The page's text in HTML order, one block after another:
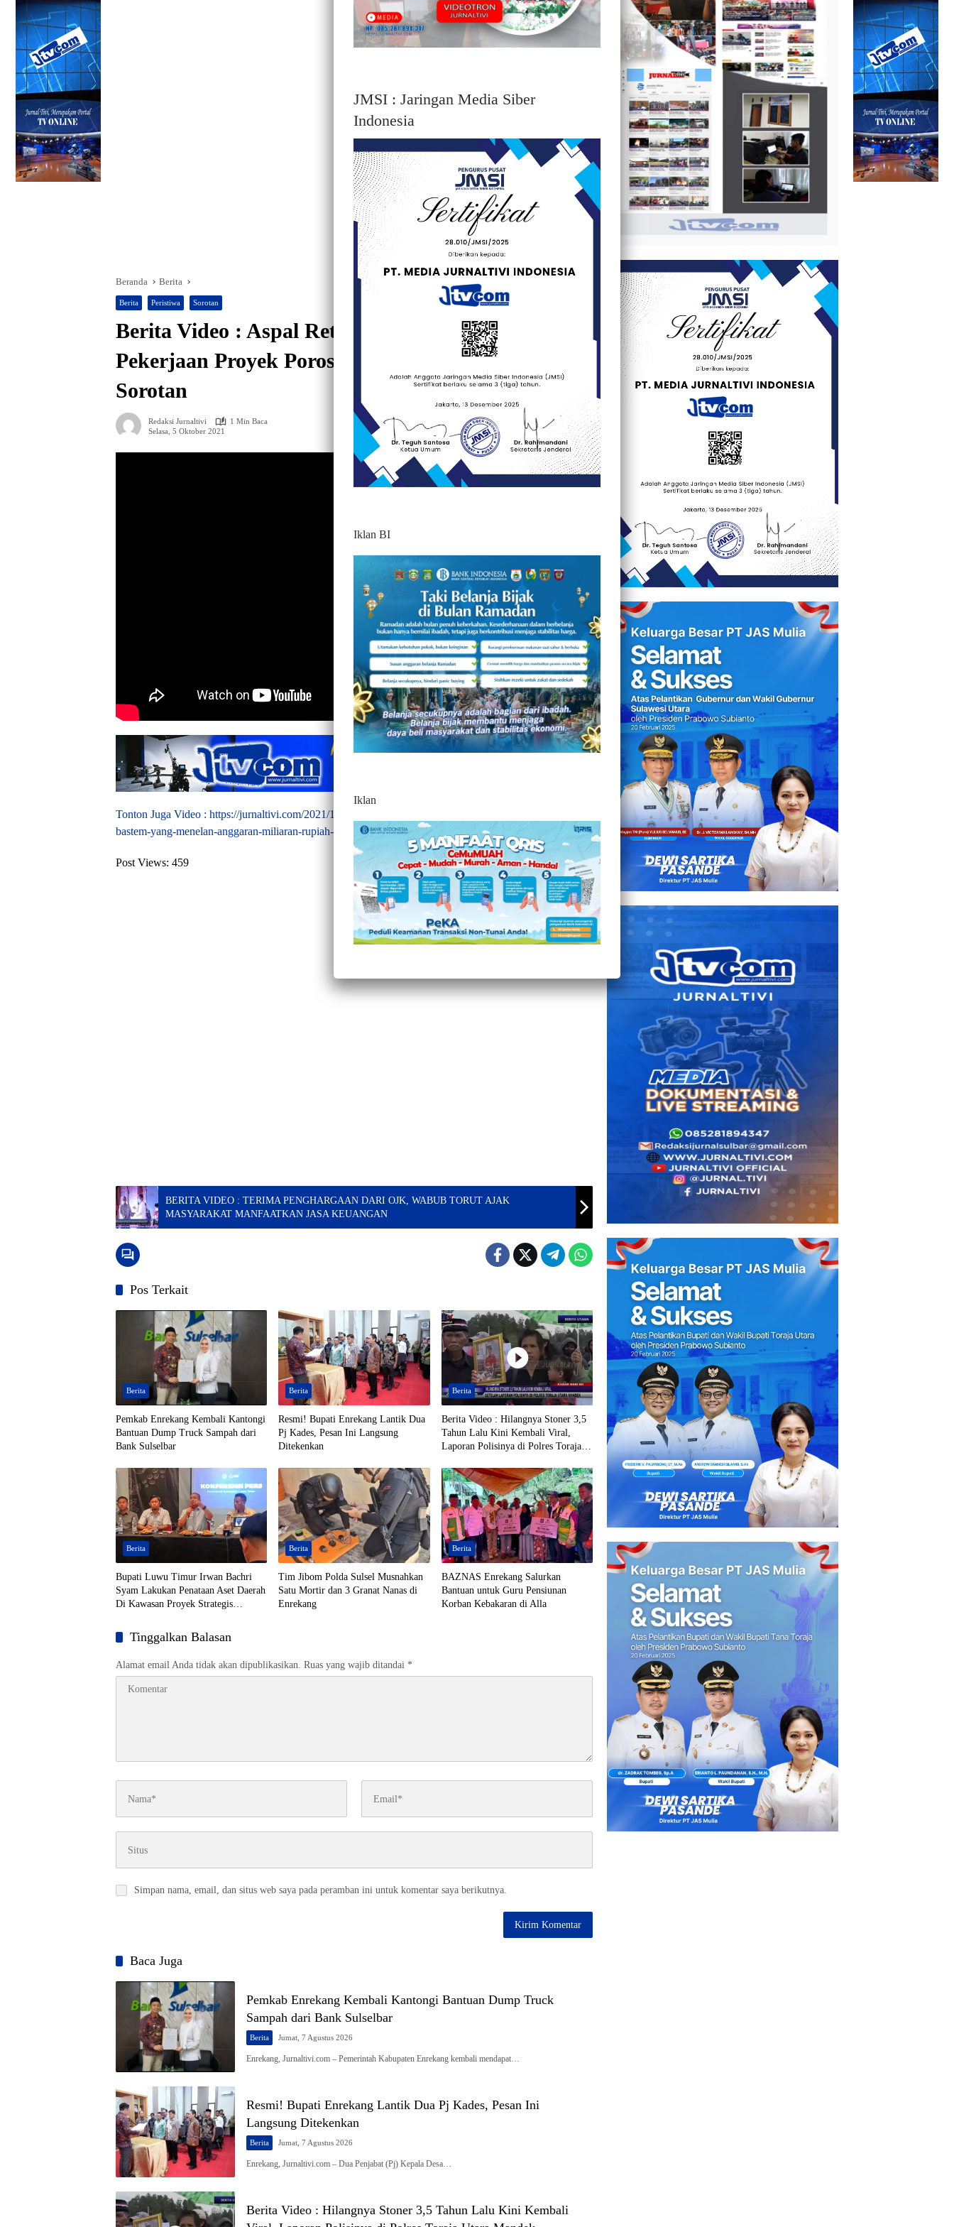
Beranda Berita
Berita Peristiwa Sorotan
Berita Video : Aspal Retak dan Mengelupas,
Pekerjaan Proyek Poros Bua – Pantilang Terus Jadi
Sorotan
Redaksi Jurnaltivi
1 Min Baca
Selasa, 5 Oktober 2021
Tonton Juga Video : https://jurnaltivi.com/2021/10/03/berita-video-aspal-terbongkar-proyek-poros-bua-
bastem-yang-menelan-anggaran-miliaran-rupiah-disorot-warga/
Post Views: 459
BERITA VIDEO : TERIMA PENGHARGAAN DARI OJK, WABUB TORUT AJAK
MASYARAKAT MANFAATKAN JASA KEUANGAN
Pos Terkait
Berita
Pemkab Enrekang Kembali Kantongi
Bantuan Dump Truck Sampah dari
Bank Sulselbar
Berita
Resmi! Bupati Enrekang Lantik Dua
Pj Kades, Pesan Ini Langsung
Ditekenkan
Berita
Berita Video : Hilangnya Stoner 3,5
Tahun Lalu Kini Kembali Viral,
Laporan Polisinya di Polres Toraja
Berita
Bupati Luwu Timur Irwan Bachri
Syam Lakukan Penataan Aset Daerah
Di Kawasan Proyek Strategis
Berita
Tim Jibom Polda Sulsel Musnahkan
Satu Mortir dan 3 Granat Nanas di
Enrekang
Berita
BAZNAS Enrekang Salurkan
Bantuan untuk Guru Pensiunan
Korban Kebakaran di Alla
Tinggalkan Balasan
Alamat email Anda tidak akan dipublikasikan. Ruas yang wajib ditandai *
Simpan nama, email, dan situs web saya pada peramban ini untuk komentar saya berikutnya.
Baca Juga
Pemkab Enrekang Kembali Kantongi Bantuan Dump Truck
Sampah dari Bank Sulselbar
Berita Jumat, 7 Agustus 2026
Enrekang, Jurnaltivi.com – Pemerintah Kabupaten Enrekang kembali mendapat…
Resmi! Bupati Enrekang Lantik Dua Pj Kades, Pesan Ini
Langsung Ditekenkan
Berita Jumat, 7 Agustus 2026
Enrekang, Jurnaltivi.com – Dua Penjabat (Pj) Kepala Desa…
Berita Video : Hilangnya Stoner 3,5 Tahun Lalu Kini Kembali
JMSI : Jaringan Media Siber
Indonesia
Iklan BI
Iklan